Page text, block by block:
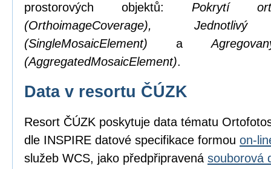
prostorových objektů: Pokrytí
(OrthoimageCoverage),
(SingleMosaicElement) a
(AggregatedMosaicElement).
Data v resortu ČÚZK
Resort ČÚZK poskytuje data tématu
dle INSPIRE datové specifikace formou on-
služeb WCS, jako předpřipravená souborová